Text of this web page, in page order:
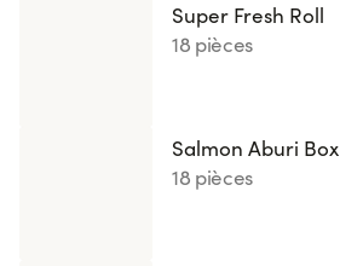
Super Fresh Roll
18 pièces
Salmon Aburi Box
18 pièces